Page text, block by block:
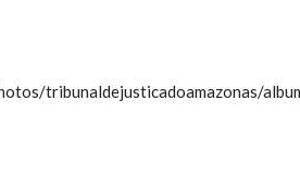
tribunaldejusticadoamazonas/